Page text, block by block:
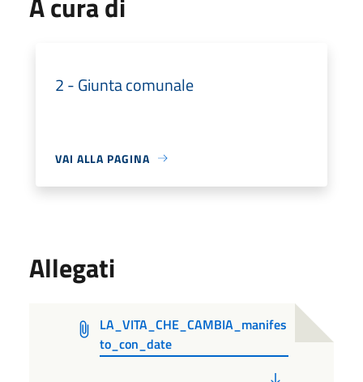
2 - Giunta comunale
VAI ALLA PAGINA
Allegati
LA_VITA_CHE_CAMBIA_manifes
to_con_date